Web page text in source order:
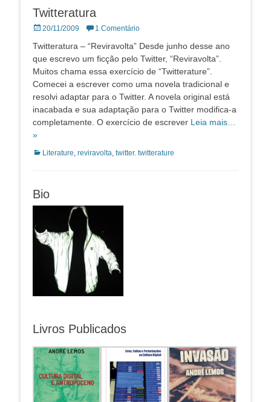
Twitteratura
Posted
20/11/2009 1 Comentário
Twitteratura – “Reviravolta” Desde junho desse ano
que escrevo um ficção pelo Twitter, “Reviravolta”.
Muitos chama essa exercício de “Twitterature”.
Comecei a escrever como uma novela tradicional e
resolvi adaptar para o Twitter. A novela original está
inacabada e sua adaptação para o Twitter modifica-a
completamente. O exercício de escrever Leia mais…
»
Categorias:
Literature, reviravolta, twitter. twitterature
Bio
Livros Publicados